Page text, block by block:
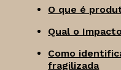
O que é
Qual o
Como
fragilizada